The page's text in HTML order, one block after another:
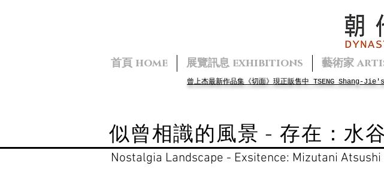
首頁 home 展覽訊息 exhibitions 藝術家
曾上杰最新作品集《切面》現正販售中 TSENG Shang-Jie's
似曾相識的風景 - 存在：水
Nostalgia Landscape - Exsitence: Mizutani